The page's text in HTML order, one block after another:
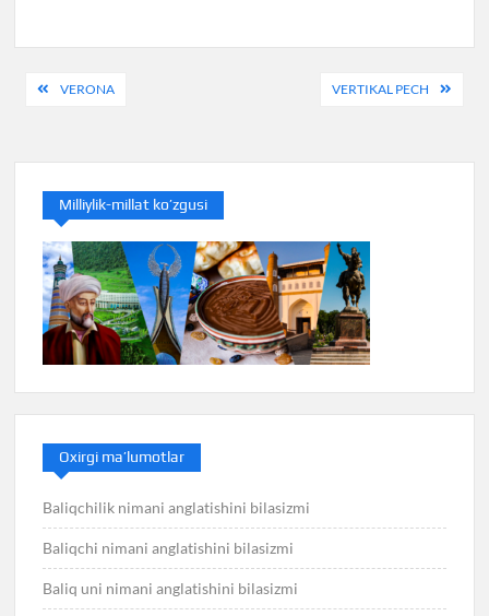
PostVERONA VERTIKAL PECH
Milliylik-millat ko’zgusi
Oxirgi ma’lumotlar
Baliqchilik nimani anglatishini bilasizmi
Baliqchi nimani anglatishini bilasizmi
Baliq uni nimani anglatishini bilasizmi